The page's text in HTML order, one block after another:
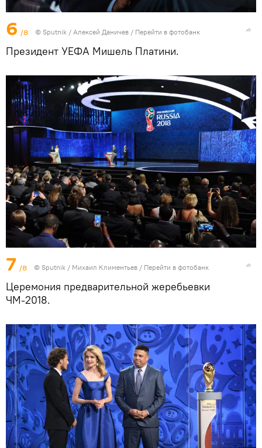
6 /8 © Sputnik / Алексей Даничев / Перейти в фотобанк
Президент УЕФА Мишель Платини.
7 /8 © Sputnik / Михаил Климентьев / Перейти в фотобанк
Церемония предварительной жеребьевки
ЧМ-2018.